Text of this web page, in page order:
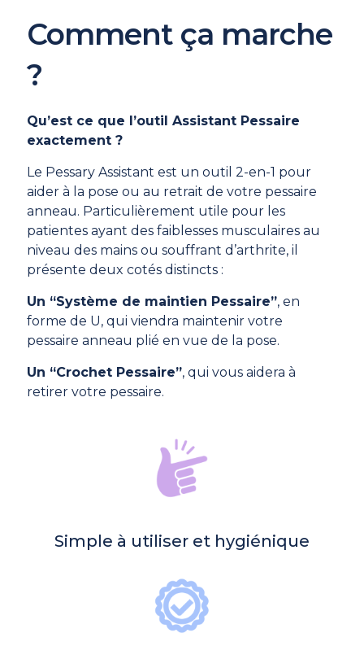
Comment ça marche
?
Qu’est ce que l’outil Assistant Pessaire
exactement ?
Le Pessary Assistant est un outil 2-en-1 pour
aider à la pose ou au retrait de votre pessaire
anneau. Particulièrement utile pour les
patientes ayant des faiblesses musculaires au
niveau des mains ou souffrant d’arthrite, il
présente deux cotés distincts :
Un “Système de maintien Pessaire”, en
forme de U, qui viendra maintenir votre
pessaire anneau plié en vue de la pose.
Un “Crochet Pessaire”, qui vous aidera à
retirer votre pessaire.
Simple à utiliser et hygiénique